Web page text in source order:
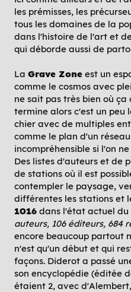
les prémisses, les
tous les domaines de la
dans l'histoire de l'art et
qui déborde aussi de
La Grave Zone est un
comme le cosmos avec
ne sait pas très bien où ça
termine alors c'est un
chier avec de multiples
comme le plan d'un
incompréhensible si l'on
Des listes d'auteurs et de
de stations où il est
contempler le paysage,
différentes les stations et
1016 dans l'état actuel du
auteurs, 106 éditeurs, 684
encore beaucoup partout
n'est qu'un début et qui
façons. Diderot a passé
son encyclopédie (éditée
étaient 2, avec